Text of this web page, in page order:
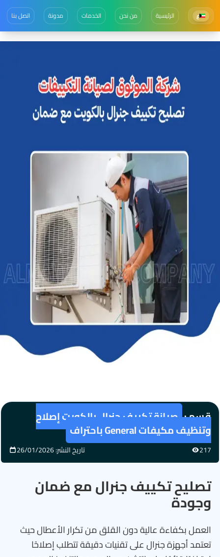
ع الرئيسية من نحن الخدمات مدونة اتصل بنا
قسم : صيانة تكييف جنرال بالكويت إصلاح
وتنظيف مكيفات General باحتراف
217 تاريخ النشر: 26/01/2026
تصليح تكييف جنرال مع ضمان
وجودة
العمل بكفاءة عالية دون القلق من تكرار الأعطال حيث
تعتمد أجهزة جنرال على تقنيات دقيقة تتطلب إصلاحًا